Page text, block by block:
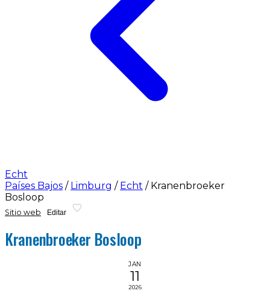
Echt
Países Bajos / Limburg / Echt / Kranenbroeker
Bosloop
Sitio web Editar
Kranenbroeker Bosloop
JAN
11
2026